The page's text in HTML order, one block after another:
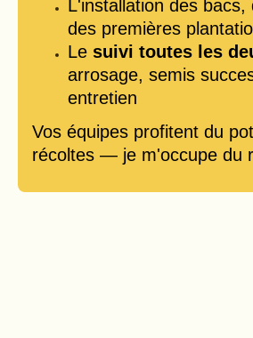
L'installation des
des premières
Le suivi toutes les
arrosage, semis
entretien
Vos équipes profitent du
récoltes — je m'occupe du